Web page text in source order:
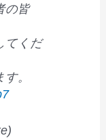
の皆
てくだ
。